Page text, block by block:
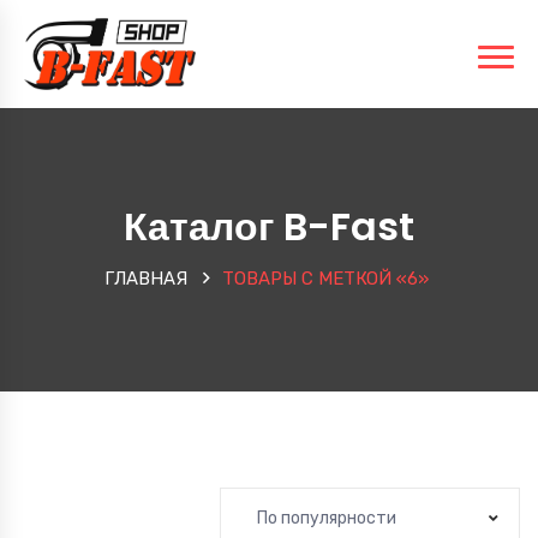
Каталог B-Fast
ГЛАВНАЯ ТОВАРЫ С МЕТКОЙ «6»
По популярности